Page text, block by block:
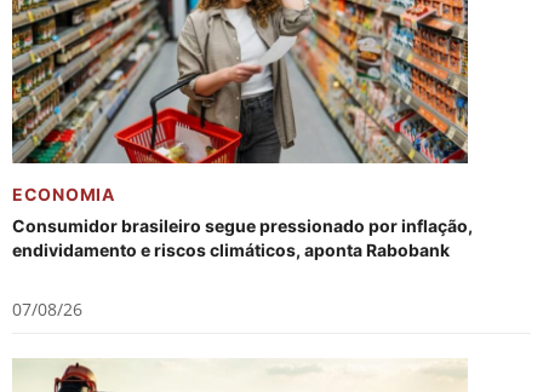
ECONOMIA
Consumidor brasileiro segue pressionado por inflação,
endividamento e riscos climáticos, aponta Rabobank
07/08/26